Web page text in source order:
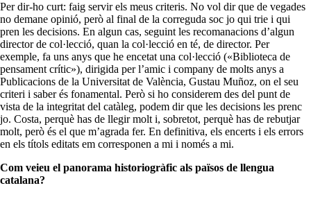
Per dir-ho curt: faig servir els meus criteris. No vol dir que de vegades
no demane opinió, però al final de la correguda soc jo qui trie i qui
pren les decisions. En algun cas, seguint les recomanacions d’algun
director de col·lecció, quan la col·lecció en té, de director. Per
exemple, fa uns anys que he encetat una col·lecció («Biblioteca de
pensament crític»), dirigida per l’amic i company de molts anys a
Publicacions de la Universitat de València, Gustau Muñoz, on el seu
criteri i saber és fonamental. Però si ho considerem des del punt de
vista de la integritat del catàleg, podem dir que les decisions les prenc
jo. Costa, perquè has de llegir molt i, sobretot, perquè has de rebutjar
molt, però és el que m’agrada fer. En definitiva, els encerts i els errors
en els títols editats em corresponen a mi i només a mi.
Com veieu el panorama historiogràfic als països de llengua
catalana?